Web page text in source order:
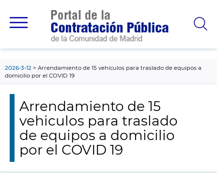
principal
2026-3-12
Arrendamiento de 15 vehiculos para traslado de equipos a
domicilio por el COVID 19
Arrendamiento de 15
vehiculos para traslado
de equipos a domicilio
por el COVID 19